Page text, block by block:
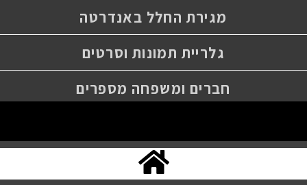
מגירת החלל באנדרטה
גלריית תמונות וסרטים
חברים ומשפחה מספרים